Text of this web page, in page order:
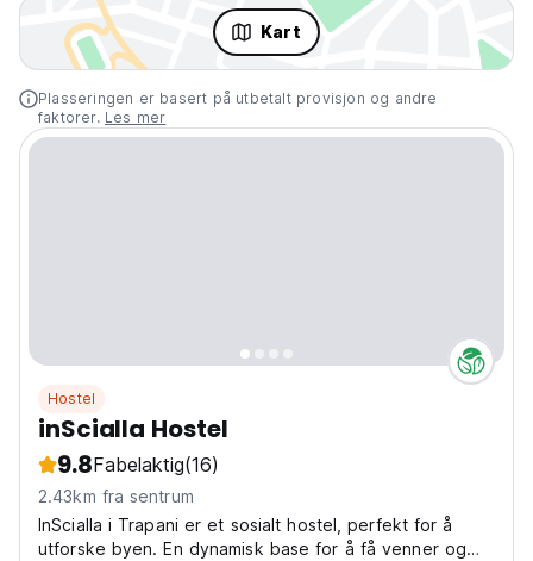
Kart
Plasseringen er basert på utbetalt provisjon og andre
faktorer. Les mer
Hostel
inScialla Hostel
9.8Fabelaktig(16)
2.43km fra sentrum
InScialla i Trapani er et sosialt hostel, perfekt for å
utforske byen. En dynamisk base for å få venner og